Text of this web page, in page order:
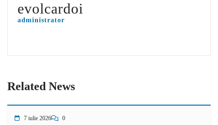
evolcardoi
administrator
Related News
7 iulie 2026 0